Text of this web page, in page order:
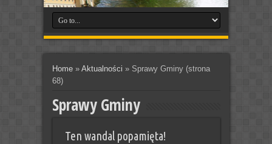
Home» Aktualności » Sprawy Gminy(strona
68)
Sprawy Gminy
Ten wandal popamięta!